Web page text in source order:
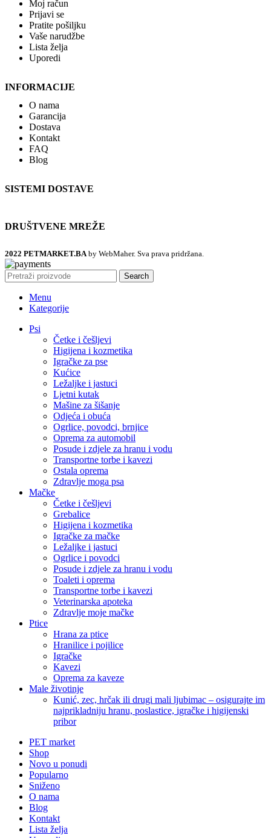
Moj račun
Prijavi se
Pratite pošiljku
Vaše narudžbe
Lista želja
Uporedi
INFORMACIJE
O nama
Garancija
Dostava
Kontakt
FAQ
Blog
SISTEMI DOSTAVE
DRUŠTVENE MREŽE
2022 PETMARKET.BAby WebMaher. Sva prava pridržana.
Search
Menu
Kategorije
Psi
Četke i češljevi
Higijena i kozmetika
Igračke za pse
Kućice
Ležaljke i jastuci
Ljetni kutak
Mašine za šišanje
Odjeća i obuća
Ogrlice, povodci, brnjice
Oprema za automobil
Posude i zdjele za hranu i vodu
Transportne torbe i kavezi
Ostala oprema
Zdravlje moga psa
Mačke
Četke i češljevi
Grebalice
Higijena i kozmetika
Igračke za mačke
Ležaljke i jastuci
Ogrlice i povodci
Posude i zdjele za hranu i vodu
Toaleti i oprema
Transportne torbe i kavezi
Veterinarska apoteka
Zdravlje moje mačke
Ptice
Hrana za ptice
Hranilice i pojilice
Igračke
Kavezi
Oprema za kaveze
Male životinje
Kunić, zec, hrčak ili drugi mali ljubimac – osigurajte im
najprikladniju hranu, poslastice, igračke i higijenski
pribor
PET market
Shop
Novo u ponudi
Popularno
Sniženo
O nama
Blog
Kontakt
Lista želja